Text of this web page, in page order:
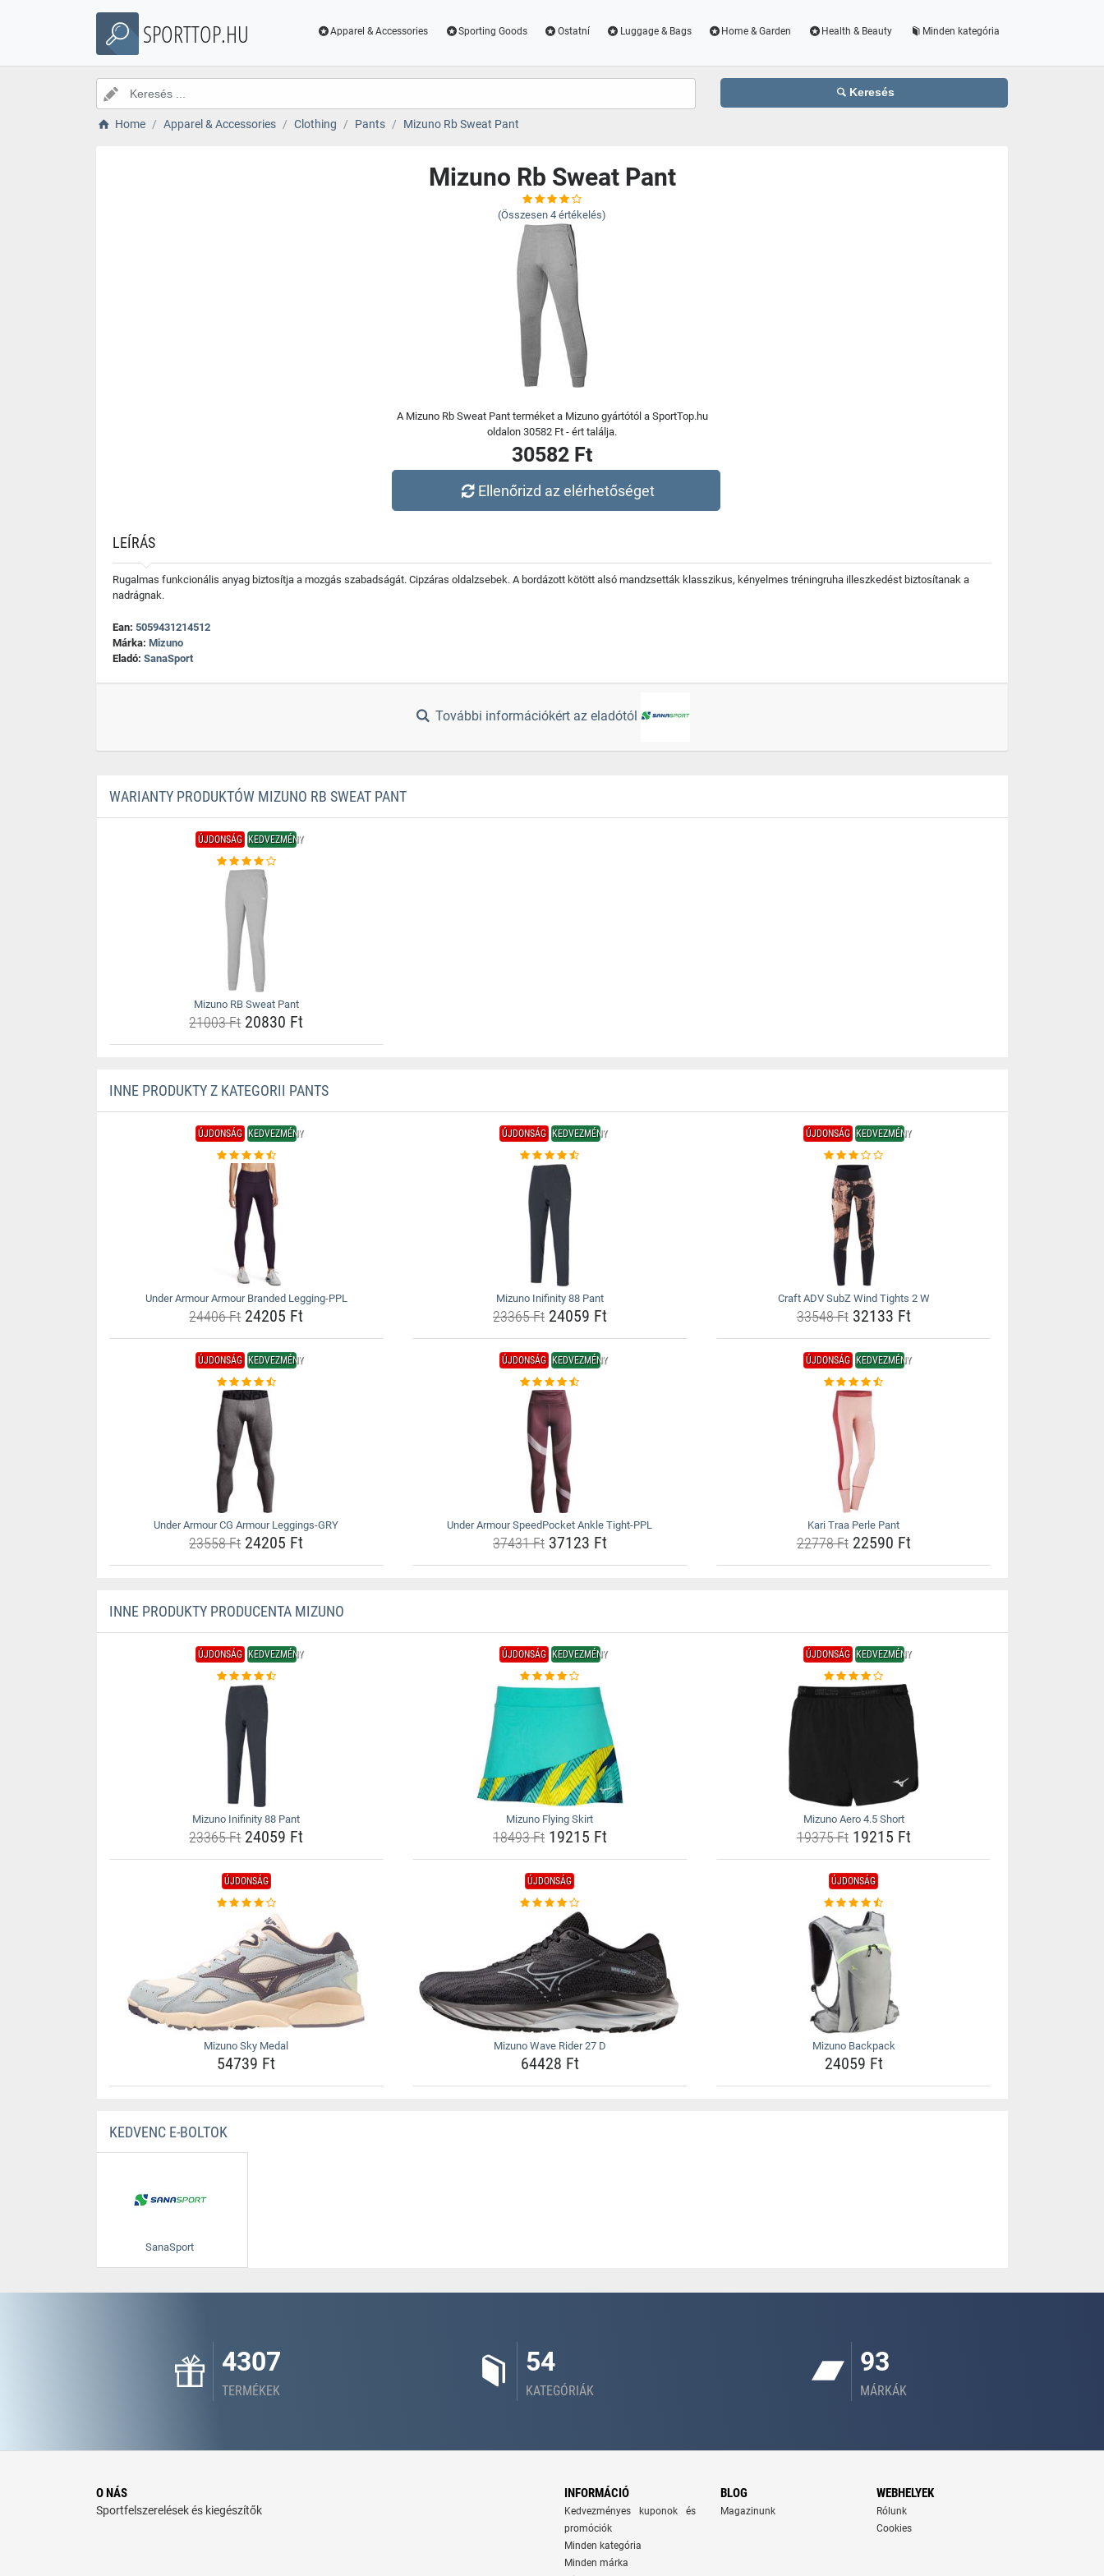
SPORTTOP.HU Apparel & Accessories Sporting Goods Ostatní Luggage & Bags Home & Garden Health & Beauty Minden kategória
Keresés
Home Apparel & Accessories Clothing Pants Mizuno Rb Sweat Pant
Mizuno Rb Sweat Pant
(Összesen 4 értékelés)
A Mizuno Rb Sweat Pant terméket a Mizuno gyártótól a SportTop.hu
oldalon 30582 Ft - ért találja.
30582 Ft
Ellenőrizd az elérhetőséget
LEÍRÁS
Rugalmas funkcionális anyag biztosítja a mozgás szabadságát. Cipzáras oldalzsebek. A bordázott kötött alsó mandzsetták klasszikus, kényelmes tréningruha illeszkedést biztosítanak a
nadrágnak.
Ean: 5059431214512
Márka: Mizuno
Eladó: SanaSport
További információkért az eladótól
WARIANTY PRODUKTÓW MIZUNO RB SWEAT PANT
ÚJDONSÁG KEDVEZMÉNY
Mizuno RB Sweat Pant
21003 Ft20830 Ft
INNE PRODUKTY Z KATEGORII PANTS
ÚJDONSÁG KEDVEZMÉNY
Under Armour Armour Branded Legging-PPL
24406 Ft24205 Ft
ÚJDONSÁG KEDVEZMÉNY
Mizuno Inifinity 88 Pant
23365 Ft24059 Ft
ÚJDONSÁG KEDVEZMÉNY
Craft ADV SubZ Wind Tights 2 W
33548 Ft32133 Ft
ÚJDONSÁG KEDVEZMÉNY
Under Armour CG Armour Leggings-GRY
23558 Ft24205 Ft
ÚJDONSÁG KEDVEZMÉNY
Under Armour SpeedPocket Ankle Tight-PPL
37431 Ft37123 Ft
ÚJDONSÁG KEDVEZMÉNY
Kari Traa Perle Pant
22778 Ft22590 Ft
INNE PRODUKTY PRODUCENTA MIZUNO
ÚJDONSÁG KEDVEZMÉNY
Mizuno Inifinity 88 Pant
23365 Ft24059 Ft
ÚJDONSÁG KEDVEZMÉNY
Mizuno Flying Skirt
18493 Ft19215 Ft
ÚJDONSÁG KEDVEZMÉNY
Mizuno Aero 4.5 Short
19375 Ft19215 Ft
ÚJDONSÁG
Mizuno Sky Medal
54739 Ft
ÚJDONSÁG
Mizuno Wave Rider 27 D
64428 Ft
ÚJDONSÁG
Mizuno Backpack
24059 Ft
KEDVENC E-BOLTOK
SanaSport
4307
TERMÉKEK
54
KATEGÓRIÁK
93
MÁRKÁK
O NÁS
Sportfelszerelések és kiegészítők
INFORMÁCIÓ
Kedvezményes kuponok és
promóciók
Minden kategória
Minden márka
BLOG
Magazinunk
WEBHELYEK
Rólunk
Cookies